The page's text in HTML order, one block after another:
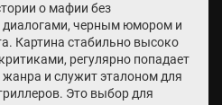
о мафии без
диалогами, черным юмором и
Картина стабильно высоко
регулярно попадает
и служит эталоном для
Это выбор для